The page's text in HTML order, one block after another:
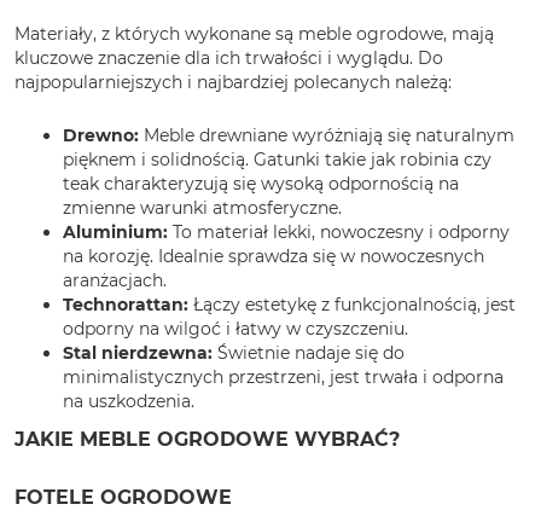
Materiały, z których wykonane są meble ogrodowe, mają
kluczowe znaczenie dla ich trwałości i wyglądu. Do
najpopularniejszych i najbardziej polecanych należą:
Drewno: Meble drewniane wyróżniają się naturalnym
pięknem i solidnością. Gatunki takie jak robinia czy
teak charakteryzują się wysoką odpornością na
zmienne warunki atmosferyczne.
Aluminium: To materiał lekki, nowoczesny i odporny
na korozję. Idealnie sprawdza się w nowoczesnych
aranżacjach.
Technorattan: Łączy estetykę z funkcjonalnością, jest
odporny na wilgoć i łatwy w czyszczeniu.
Stal nierdzewna: Świetnie nadaje się do
minimalistycznych przestrzeni, jest trwała i odporna
na uszkodzenia.
JAKIE MEBLE OGRODOWE WYBRAĆ?
FOTELE OGRODOWE